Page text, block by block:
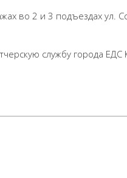
во 2 и 3 подъездах ул.
службу города